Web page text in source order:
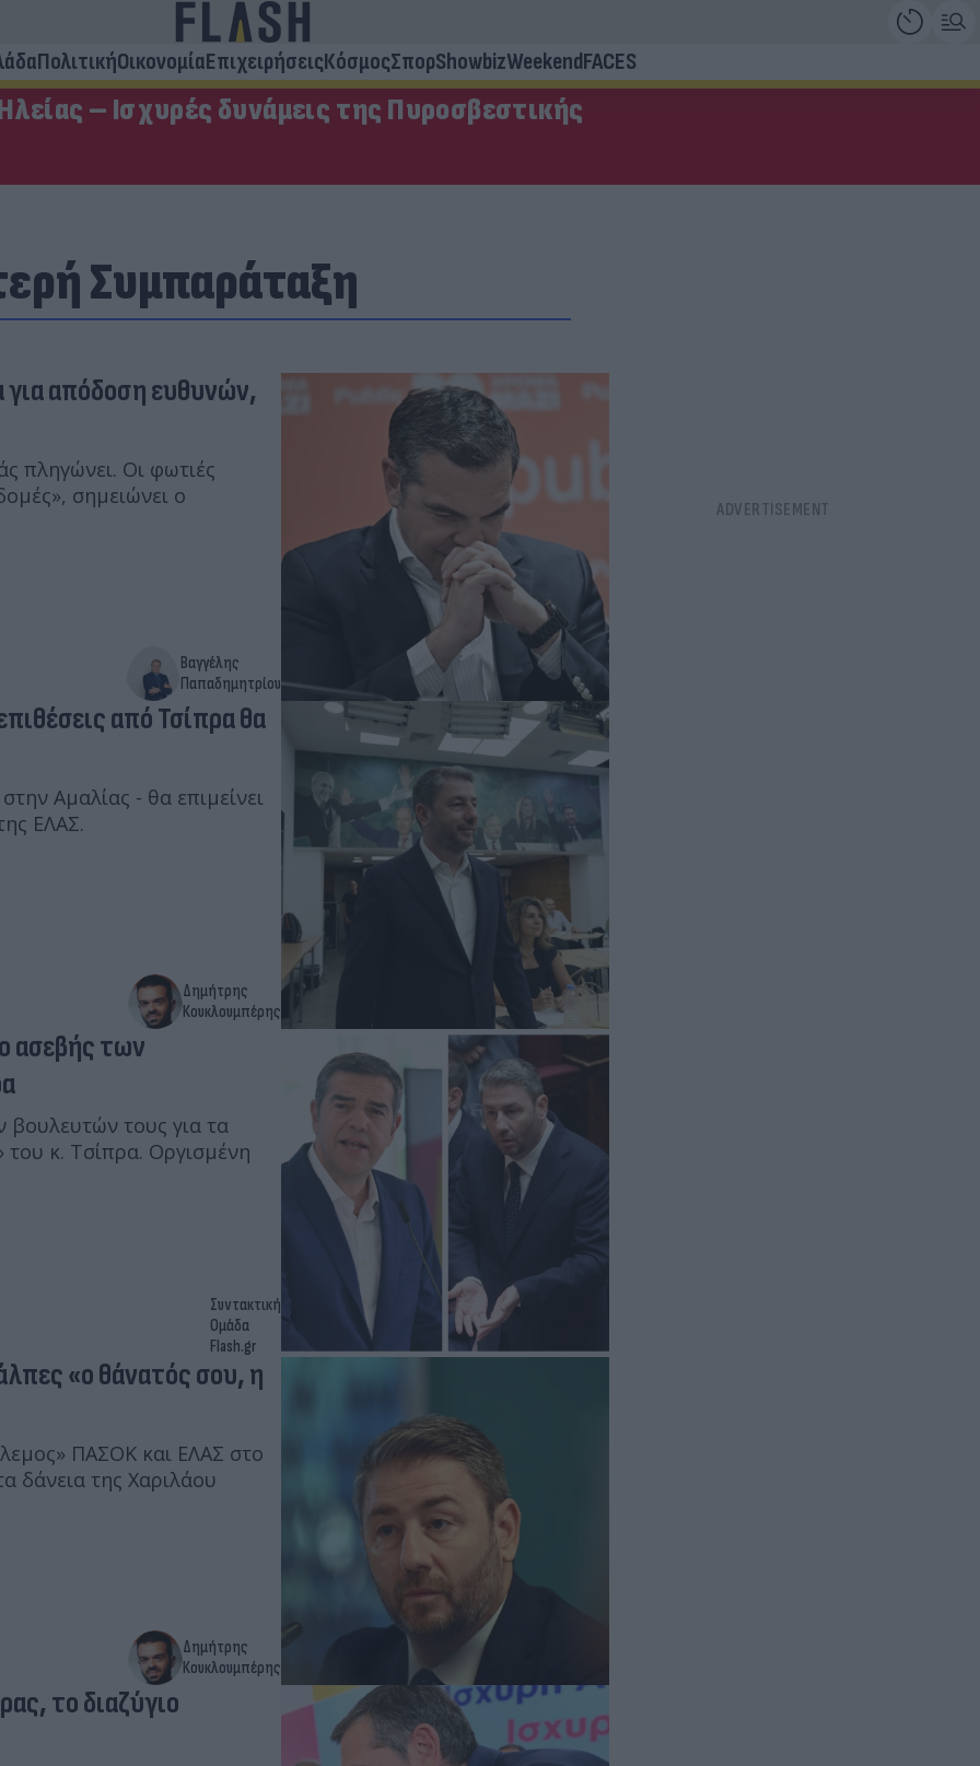
ΠολιτικήΟικονομίαΕπιχειρήσειςΚόσμοςΣπορShowbizWeekendFACES
– Ισχυρές δυνάμεις της Πυροσβεστικής
Συμπαράταξη
για απόδοση ευθυνών,
πληγώνει. Οι φωτιές
σημειώνει o
Βαγγέλης
Παπαδημητρίου
από Τσίπρα θα
- θα επιμείνει
ΕΛΑΣ.
Δημήτρης
Κουκλουμπέρης
ασεβής των
βουλευτών τους για τα
κ. Τσίπρα. Οργισμένη
Συντακτική
Ομάδα
Flash.gr
«ο θάνατός σου, η
ΠΑΣΟΚ και ΕΛΑΣ στο
δάνεια της Χαριλάου
Δημήτρης
Κουκλουμπέρης
το διαζύγιο